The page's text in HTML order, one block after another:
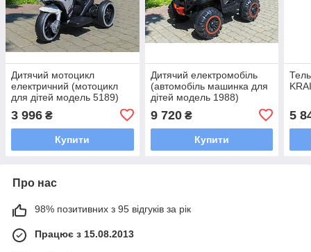
Дитячий мотоцикл
електричний (мотоцикл
для дітей модель 5189)
3 996 ₴
Купити
Дитячий електромобіль
(автомобіль машинка для
дітей модель 1988)
9 720₴
Купити
5
Про нас
98% позитивних з 95 відгуків за рік
Працює з 15.08.2013